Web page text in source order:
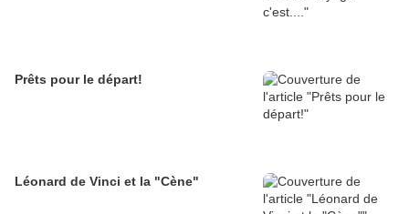
Prêts pour le départ!
Léonard de Vinci et la "Cène"